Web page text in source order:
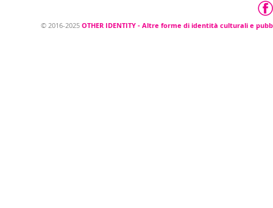
© 2016-2025 OTHER IDENTITY - Altre forme di identità culturali e